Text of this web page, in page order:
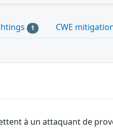
1 CWE
à un attaquant de